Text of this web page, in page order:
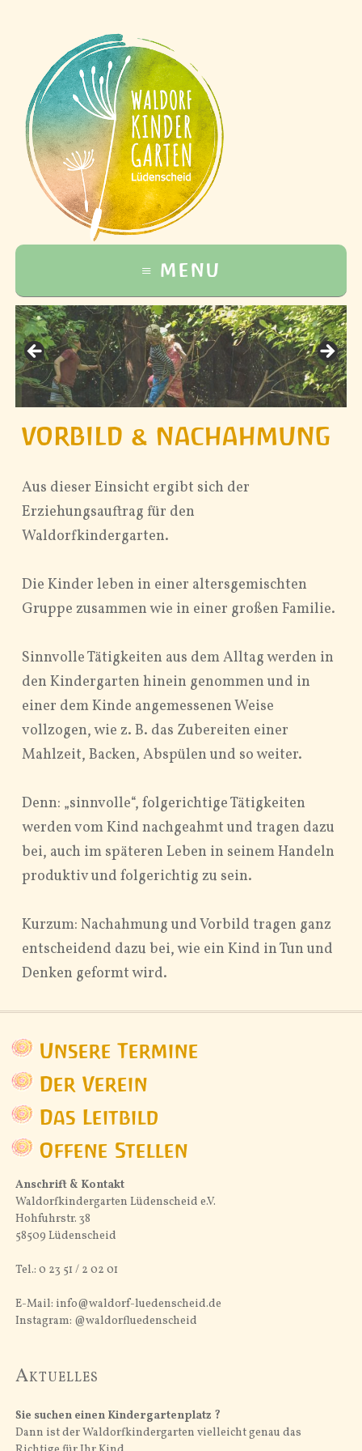
≡ MENU
VORBILD & NACHAHMUNG
Aus dieser Einsicht ergibt sich der
Erziehungsauftrag für den
Waldorfkindergarten.
Die Kinder leben in einer altersgemischten
Gruppe zusammen wie in einer großen Familie.
Sinnvolle Tätigkeiten aus dem Alltag werden in
den Kindergarten hinein genommen und in
einer dem Kinde angemessenen Weise
vollzogen, wie z. B. das Zubereiten einer
Mahlzeit, Backen, Abspülen und so weiter.
Denn: „sinnvolle“, folgerichtige Tätigkeiten
werden vom Kind nachgeahmt und tragen dazu
bei, auch im späteren Leben in seinem Handeln
produktiv und folgerichtig zu sein.
Kurzum: Nachahmung und Vorbild tragen ganz
entscheidend dazu bei, wie ein Kind in Tun und
Denken geformt wird.
Unsere Termine
Der Verein
Das Leitbild
Offene Stellen
Anschrift & Kontakt
Waldorfkindergarten Lüdenscheid e.V.
Hohfuhrstr. 38
58509 Lüdenscheid
Tel.: 0 23 51 / 2 02 01
E-Mail: info@waldorf-luedenscheid.de
Instagram: @waldorfluedenscheid
Aktuelles
Sie suchen einen Kindergartenplatz ?
Dann ist der Waldorfkindergarten vielleicht genau das